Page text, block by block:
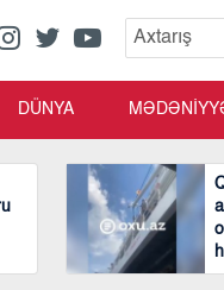
DÜNYA